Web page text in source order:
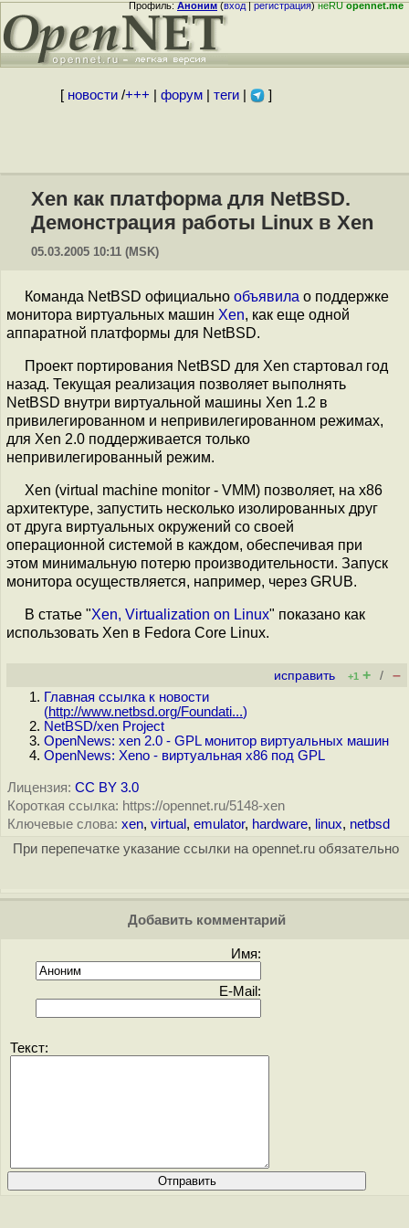
Профиль:Аноним(вход|регистрация)неRUopennet.me
[ новости/+++ форум| теги| ]
Xen как платформа для NetBSD.
Демонстрация работы Linux в Xen
05.03.2005 10:11 (MSK)
Команда NetBSD официально объявила о поддержке
монитора виртуальных машин Xen, как еще одной
аппаратной платформы для NetBSD.
Проект портирования NetBSD для Xen стартовал год
назад. Текущая реализация позволяет выполнять
NetBSD внутри виртуальной машины Xen 1.2 в
привилегированном и непривилегированном режимах,
для Xen 2.0 поддерживается только
непривилегированный режим.
Xen (virtual machine monitor - VMM) позволяет, на x86
архитектуре, запустить несколько изолированных друг
от друга виртуальных окружений со своей
операционной системой в каждом, обеспечивая при
этом минимальную потерю производительности. Запуск
монитора осуществляется, например, через GRUB.
В статье "Xen, Virtualization on Linux" показано как
использовать Xen в Fedora Core Linux.
исправить +1 + / –
Главная ссылка к новости
(http://www.netbsd.org/Foundati...)
NetBSD/xen Project
OpenNews: xen 2.0 - GPL монитор виртуальных машин
OpenNews: Xeno - виртуальная x86 под GPL
Лицензия: CC BY 3.0
Короткая ссылка: https://opennet.ru/5148-xen
Ключевые слова: xen, virtual , emulator, hardware, linux, netbsd
При перепечатке указание ссылки на opennet.ru обязательно
Добавить комментарий
Имя:
E-Mail:
Текст: